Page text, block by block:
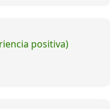
positiva)